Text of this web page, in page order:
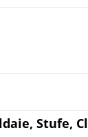
Stufe,